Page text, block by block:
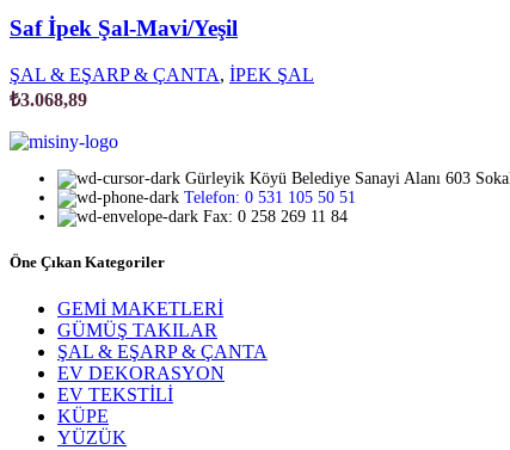
Saf İpek Şal-Mavi/Yeşil
ŞAL & EŞARP & ÇANTA, İPEK ŞAL
₺3.068,89
Gürleyik Köyü Belediye Sanayi Alanı 603
Telefon: 0 531 105 50 51
Fax: 0 258 269 11 84
Öne Çıkan Kategoriler
GEMİ MAKETLERİ
GÜMÜŞ TAKILAR
ŞAL & EŞARP & ÇANTA
EV DEKORASYON
EV TEKSTİLİ
KÜPE
YÜZÜK